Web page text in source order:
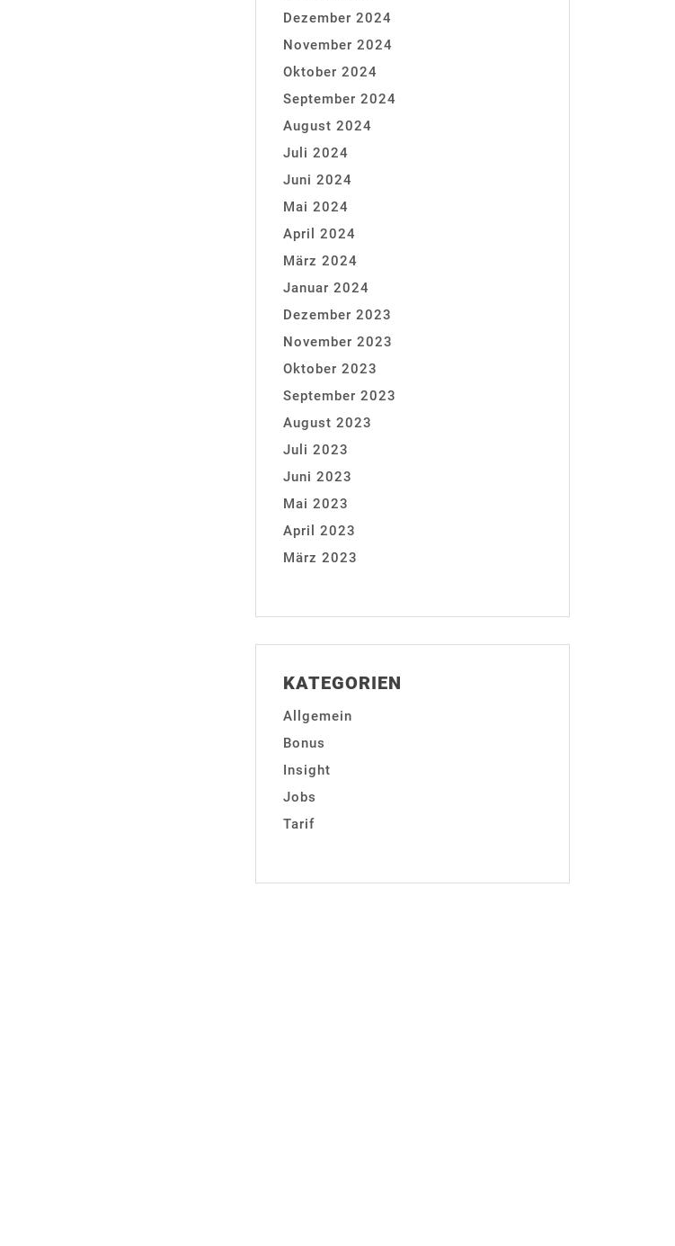
Dezember 2024
November 2024
Oktober 2024
September 2024
August 2024
Juli 2024
Juni 2024
Mai 2024
April 2024
März 2024
Januar 2024
Dezember 2023
November 2023
Oktober 2023
September 2023
August 2023
Juli 2023
Juni 2023
Mai 2023
April 2023
März 2023
KATEGORIEN
Allgemein
Bonus
Insight
Jobs
Tarif